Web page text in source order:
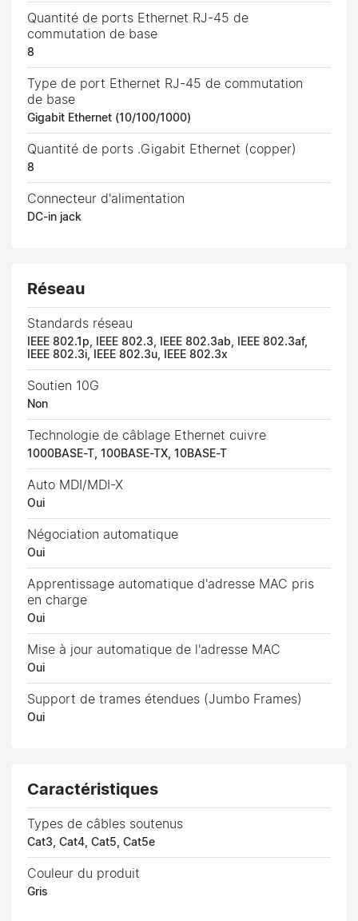
Quantité de ports Ethernet RJ-45 de
commutation de base
8
Type de port Ethernet RJ-45 de commutation
de base
Gigabit Ethernet (10/100/1000)
Quantité de ports .Gigabit Ethernet (copper)
8
Connecteur d'alimentation
DC-in jack
Réseau
Standards réseau
IEEE 802.1p, IEEE 802.3, IEEE 802.3ab, IEEE 802.3af,
IEEE 802.3i, IEEE 802.3u, IEEE 802.3x
Soutien 10G
Non
Technologie de câblage Ethernet cuivre
1000BASE-T, 100BASE-TX, 10BASE-T
Auto MDI/MDI-X
Oui
Négociation automatique
Oui
Apprentissage automatique d'adresse MAC pris
en charge
Oui
Mise à jour automatique de l'adresse MAC
Oui
Support de trames étendues (Jumbo Frames)
Oui
Caractéristiques
Types de câbles soutenus
Cat3, Cat4, Cat5, Cat5e
Couleur du produit
Gris